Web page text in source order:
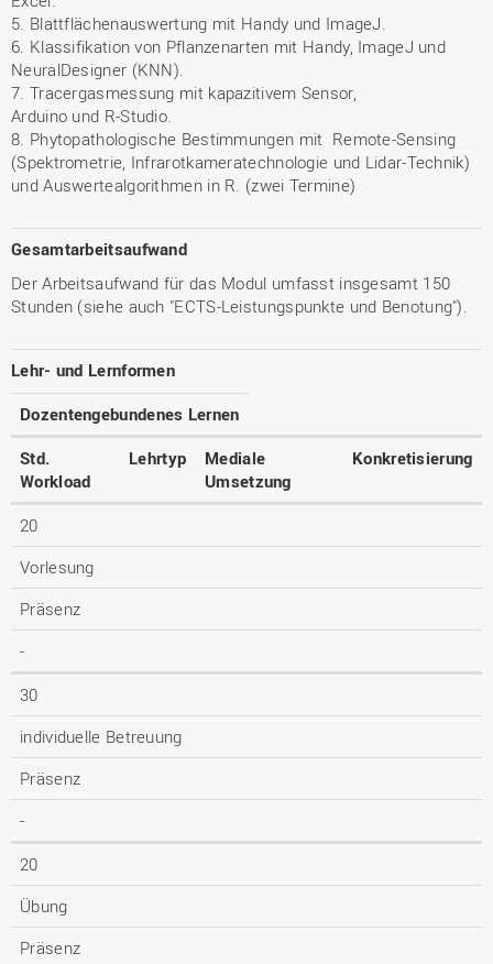
5. Blattflächenauswertung mit Handy und ImageJ.
6. Klassifikation von Pflanzenarten mit Handy, ImageJ und
NeuralDesigner (KNN).
7. Tracergasmessung mit kapazitivem Sensor,
Arduino und R-Studio.
8. Phytopathologische Bestimmungen mit Remote-Sensing
(Spektrometrie, Infrarotkameratechnologie und Lidar-Technik)
und Auswertealgorithmen in R. (zwei Termine)
Gesamtarbeitsaufwand
Der Arbeitsaufwand für das Modul umfasst insgesamt 150
Stunden (siehe auch "ECTS-Leistungspunkte und Benotung").
Lehr- und Lernformen
Dozentengebundenes Lernen
Std.
Workload
Lehrtyp
Mediale
Umsetzung
Konkretisierung
20
Vorlesung
Präsenz
-
30
individuelle Betreuung
Präsenz
-
20
Übung
Präsenz